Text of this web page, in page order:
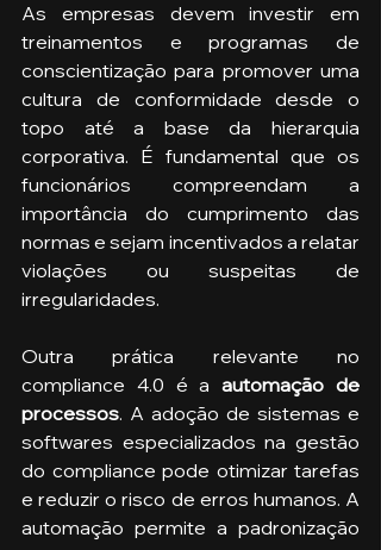
As empresas devem investir em
treinamentos e programas de
conscientização para promover uma
cultura de conformidade desde o
topo até a base da hierarquia
corporativa. É fundamental que os
funcionários compreendam a
importância do cumprimento das
normas e sejam incentivados a relatar
violações ou suspeitas de
irregularidades.
Outra prática relevante no
compliance 4.0 é a automação de
processos. A adoção de sistemas e
softwares especializados na gestão
do compliance pode otimizar tarefas
e reduzir o risco de erros humanos. A
automação permite a padronização